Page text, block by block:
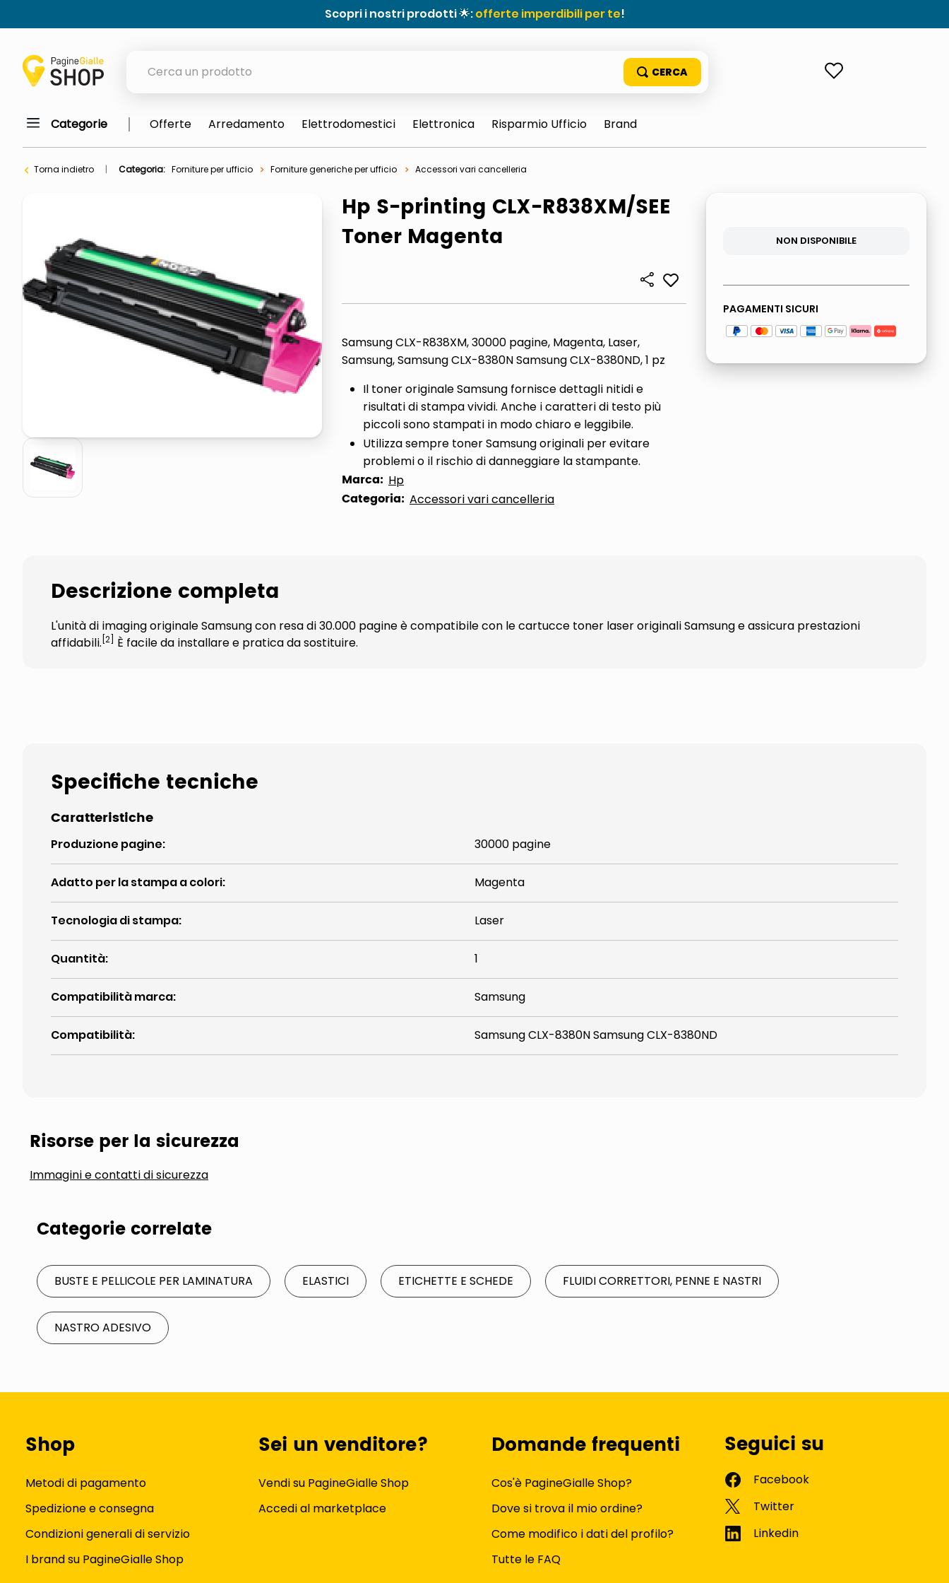
Scopri i nostri prodotti 🌟:offerte imperdibili per te!
meme
lucidatrice pavimenti
italia independent occhiali sole 0703 thin rotondo sun
pattumiera raccolta differenziata
elenco telefonico
asciuga capelli spazzola
Categorie Offerte Arredamento Elettrodomestici Elettronica Risparmio Ufficio Brand
Torna indietro Categoria: Forniture per ufficio Forniture generiche per ufficio Accessori vari cancelleria
Hp S-printing CLX-R838XM/SEE
Toner Magenta
Samsung CLX-R838XM, 30000 pagine, Magenta, Laser,
Samsung, Samsung CLX-8380N Samsung CLX-8380ND, 1 pz
Il toner originale Samsung fornisce dettagli nitidi e
risultati di stampa vividi. Anche i caratteri di testo più
piccoli sono stampati in modo chiaro e leggibile.
Utilizza sempre toner Samsung originali per evitare
problemi o il rischio di danneggiare la stampante.
Marca: Hp
Categoria: Accessori vari cancelleria
NON DISPONIBILE
PAGAMENTI SICURI
Descrizione completa
L'unità di imaging originale Samsung con resa di 30.000 pagine è compatibile con le cartucce toner laser originali Samsung e assicura prestazioni
affidabili. [2] È facile da installare e pratica da sostituire.
Specifiche tecniche
Caratteristiche
Produzione pagine: 30000 pagine
Adatto per la stampa a colori: Magenta
Tecnologia di stampa: Laser
Quantità: 1
Compatibilità marca: Samsung
Compatibilità: Samsung CLX-8380N Samsung CLX-8380ND
Risorse per la sicurezza
Immagini e contatti di sicurezza
Categorie correlate
BUSTE E PELLICOLE PER LAMINATURA ELASTICI ETICHETTE E SCHEDE FLUIDI CORRETTORI, PENNE E NASTRI
NASTRO ADESIVO
Shop
Metodi di pagamento
Spedizione e consegna
Condizioni generali di servizio
I brand su PagineGialle Shop
Sei un venditore?
Vendi su PagineGialle Shop
Accedi al marketplace
Domande frequenti
Cos'è PagineGialle Shop?
Dove si trova il mio ordine?
Come modifico i dati del profilo?
Tutte le FAQ
Seguici su